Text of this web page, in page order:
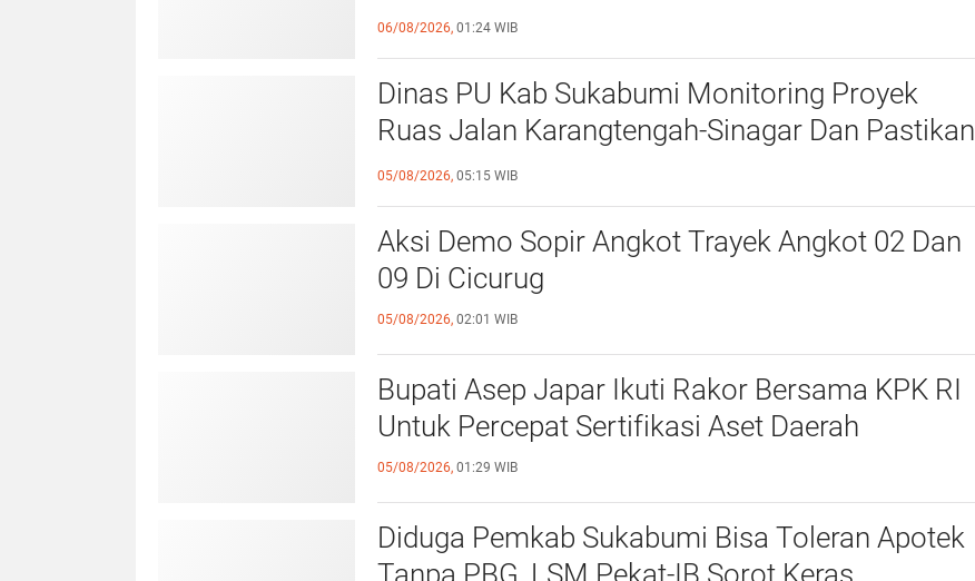
Penyimpangan Dana Desa
06/08/2026, 01:24 WIB
Dinas PU Kab Sukabumi Monitoring Proyek
Ruas Jalan Karangtengah-Sinagar Dan Pastikan
Pekerjaan Sesuai Spesifikasi Teknis
05/08/2026, 05:15 WIB
Aksi Demo Sopir Angkot Trayek Angkot 02 Dan
09 Di Cicurug
05/08/2026, 02:01 WIB
Bupati Asep Japar Ikuti Rakor Bersama KPK RI
Untuk Percepat Sertifikasi Aset Daerah
05/08/2026, 01:29 WIB
Diduga Pemkab Sukabumi Bisa Toleran Apotek
Tanpa PBG ,LSM Pekat-IB Sorot Keras